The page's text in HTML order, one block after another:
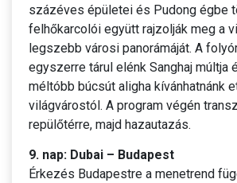
százéves épületei és Pudong égbe
felhőkarcolói együtt rajzolják meg a
legszebb városi panorámáját. A
egyszerre tárul elénk Sanghaj múltja
méltóbb búcsút aligha kívánhatnánk
világvárostól. A program végén
repülőtérre, majd hazautazás.
9. nap: Dubai – Budapest
Érkezés Budapestre a menetrend